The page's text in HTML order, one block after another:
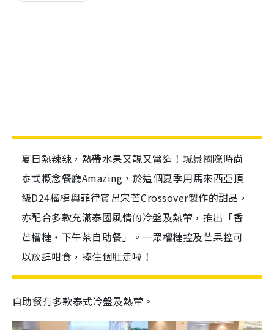
夏日熱辣辣，熱帶水果又靚又當造！城景國際時尚
泰式概念餐廳Amazing，於這個夏季用馬來西亞頂
級D24榴槤與菲律賓呂宋芒Crossover製作的甜品，
亦配合多款充滿泰國風情的冷盤及熱葷，推出「香
芒榴槤‧下午茶自助餐」。一眾榴槤控及芒果控可
以放肆咁食，捧住個肚走啦！
自助餐有多款泰式冷盤及熱葷。